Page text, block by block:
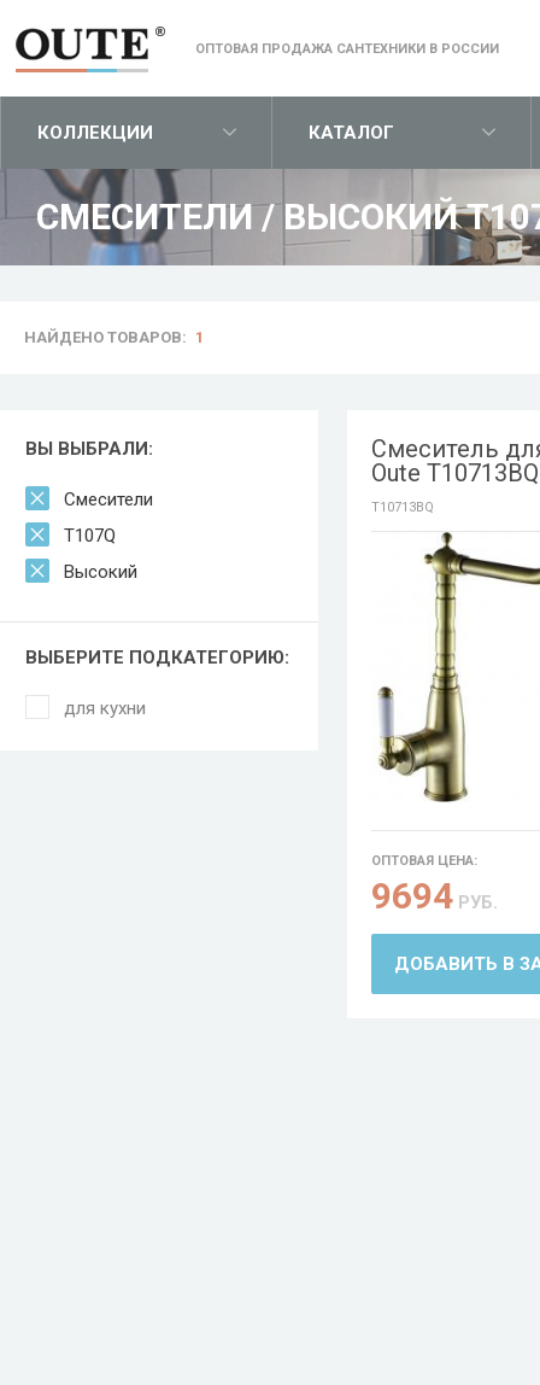
ОПТОВАЯ ПРОДАЖА САНТЕХНИКИ В РОССИИ
КОЛЛЕКЦИИ КАТАЛОГ
СМЕСИТЕЛИ/ВЫСОКИЙ
НАЙДЕНО ТОВАРОВ: 1
ВЫ ВЫБРАЛИ:
Смесители
T107Q
Высокий
ВЫБЕРИТЕ ПОДКАТЕГОРИЮ:
для кухни
Смеситель
Oute T10713BQ
T10713BQ
ОПТОВАЯ ЦЕНА:
9694 РУБ.
ДОБАВИТЬ В